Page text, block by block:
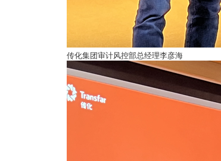
传化集团审计风控部总经理李彦海